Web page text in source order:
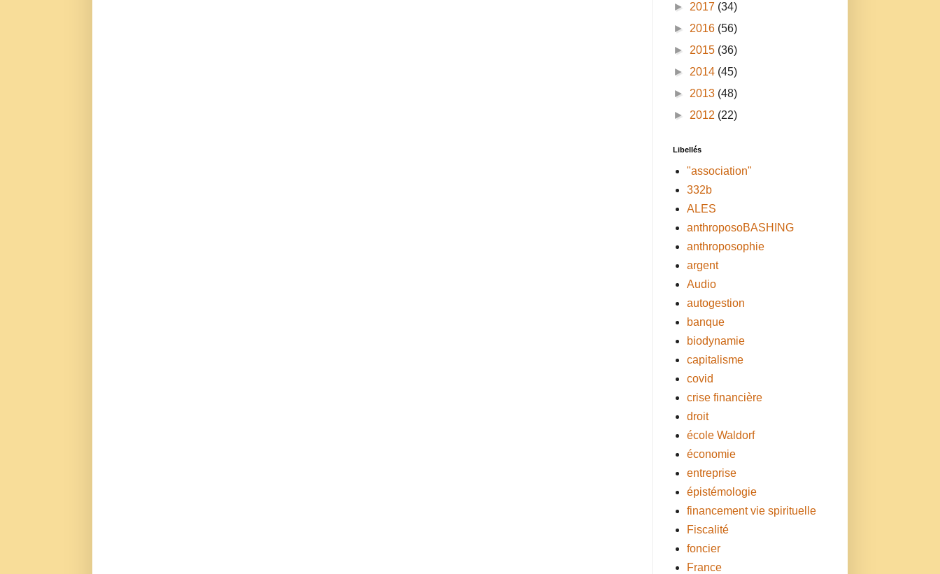
► 2017 (34)
► 2016 (56)
► 2015 (36)
► 2014 (45)
► 2013 (48)
► 2012 (22)
Libellés
"association"
332b
ALES
anthroposoBASHING
anthroposophie
argent
Audio
autogestion
banque
biodynamie
capitalisme
covid
crise financière
droit
école Waldorf
économie
entreprise
épistémologie
financement vie spirituelle
Fiscalité
foncier
France